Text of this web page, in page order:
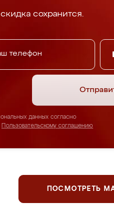
сохранится.
данных согласно
Пользовательскому соглашению
ПОСМОТРЕТЬ